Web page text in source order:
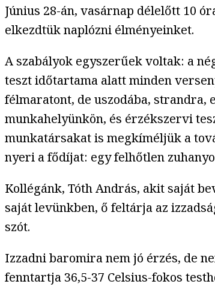
Június 28-án, vasárnap délelőtt 10
elkezdtük naplózni élményeinket.
A szabályok egyszerűek voltak: a
teszt időtartama alatt minden
félmaratont, de uszodába, strandra,
munkahelyünkön, és érzékszervi
munkatársakat is megkíméljük a
nyeri a fődíjat: egy felhőtlen
Kollégánk, Tóth András, akit saját
saját levünkben, ő feltárja az
szót.
Izzadni baromira nem jó érzés, de
fenntartja 36,5-37 Celsius-fokos